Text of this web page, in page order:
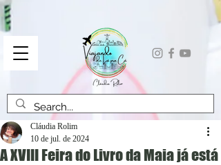
A XVIII Feira do Livro da Maia já está
Cláudia Rolim
10 de jul. de 2024